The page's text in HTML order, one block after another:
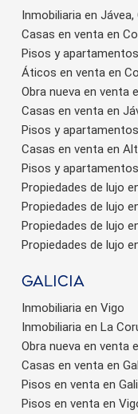
Inmobiliaria en
Casas en venta en
Pisos y
Áticos en venta en
Obra nueva en venta
Casas en venta en
Pisos y
Casas en venta en
Pisos y
Propiedades de lujo
Propiedades de lujo
Propiedades de lujo
Propiedades de lujo
Galicia
Inmobiliaria en Vigo
Inmobiliaria en La
Obra nueva en venta
Casas en venta en
Pisos en venta en
Pisos en venta en